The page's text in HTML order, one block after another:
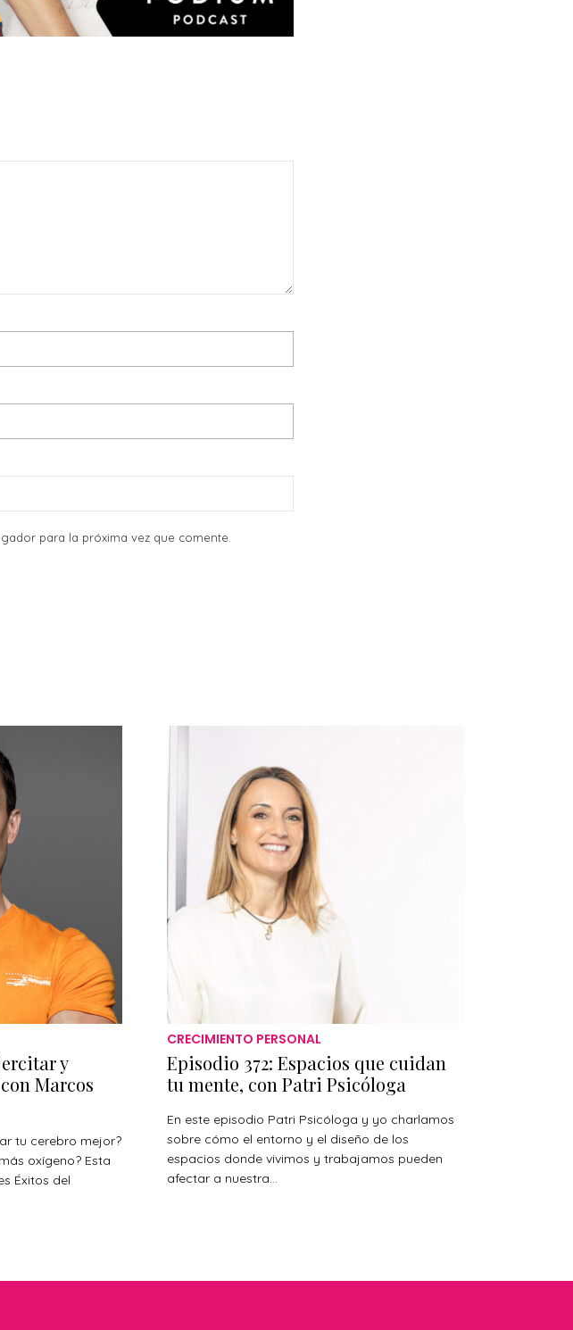
para la próxima vez que comente.
y
Marcos
tu cerebro mejor?
oxígeno? Esta
Éxitos del
CRECIMIENTO PERSONAL
Episodio 372: Espacios que cuidan
tu mente, con Patri Psicóloga
En este episodio Patri Psicóloga y yo charlamos
sobre cómo el entorno y el diseño de los
espacios donde vivimos y trabajamos pueden
afectar a nuestra...